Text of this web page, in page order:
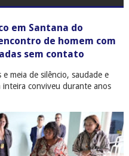
em Santana do
de homem com
sem contato
meia de silêncio, saudade e
inteira conviveu durante anos